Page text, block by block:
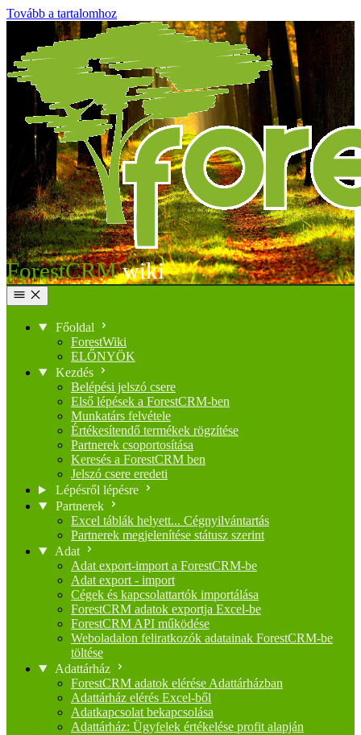
Tovább a tartalomhoz
ForestCRM
Főoldal
ForestWiki
ELŐNYÖK
Kezdés
Belépési jelszó csere
Első lépések a ForestCRM-ben
Munkatárs felvétele
Értékesítendő termékek rögzítése
Partnerek csoportosítása
Keresés a ForestCRM ben
Jelszó csere eredeti
Lépésről lépésre
Partnerek
Excel táblák helyett... Cégnyilvántartás
Partnerek megjelenítése státusz szerint
Adat
Adat export-import a ForestCRM-be
Adat export - import
Cégek és kapcsolattartók importálása
ForestCRM adatok exportja Excel-be
ForestCRM API működése
Weboladalon feliratkozók adatainak ForestCRM-be
töltése
Adattárház
ForestCRM adatok elérése Adattárházban
Adattárház elérés Excel-ből
Adatkapcsolat bekapcsolása
Adattárház: Ügyfelek értékelése profit alapján